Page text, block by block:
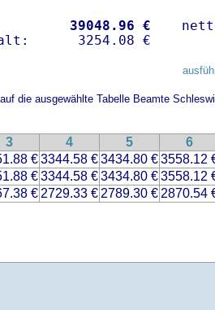
39048.96 €
die ausgewählte Tabelle Beamte
3 4 5 6
€3344.58 €3434.80 €3558.12
€3344.58 €3434.80 €3558.12
€ 2729.33 € 2789.30 € 2870.54